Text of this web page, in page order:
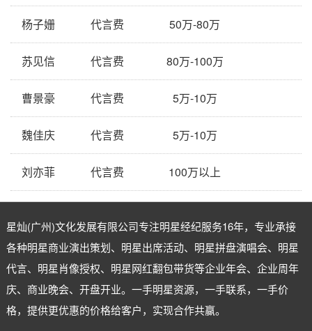
杨子姗 代言费 50万-80万
苏见信 代言费 80万-100万
曹景豪 代言费 5万-10万
魏佳庆 代言费 5万-10万
刘亦菲 代言费 100万以上
星灿(广州)文化发展有限公司专注明星经纪服务16年，专业承接
各种明星商业演出策划、明星出席活动、明星拼盘演唱会、明星
代言、明星肖像授权、明星网红翻包带货等企业年会、企业周年
庆、商业晚会、开盘开业。一手明星资源，一手联系，一手价
格，提供更优惠的价格给客户，实现合作共赢。